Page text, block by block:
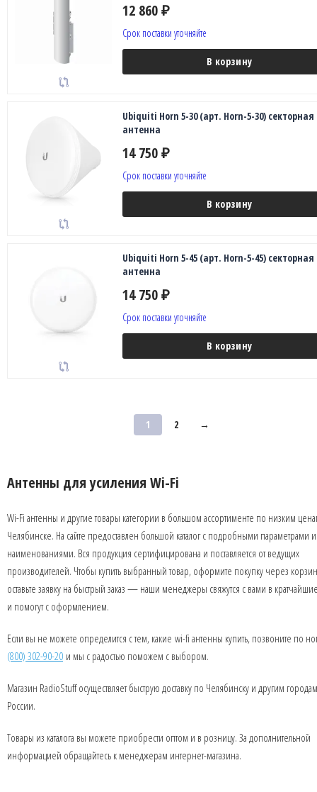
12 860 ₽
Срок поставки уточняйте
В корзину
Ubiquiti Horn 5-30 (арт. Horn-5-30) секторная
антенна
14 750 ₽
Срок поставки уточняйте
В корзину
Ubiquiti Horn 5-45 (арт. Horn-5-45) секторная
антенна
14 750 ₽
Срок поставки уточняйте
В корзину
1 2 →
Антенны для усиления Wi-Fi
Wi-Fi антенны и другие товары категории в большом ассортименте по низким
Челябинске. На сайте предоставлен большой каталог с подробными параметрами и
наименованиями. Вся продукция сертифицирована и поставляется от ведущих
производителей. Чтобы купить выбранный товар, оформите покупку через
оставьте заявку на быстрый заказ — наши менеджеры свяжутся с вами в
и помогут с оформлением.
Если вы не можете определится с тем, какие wi-fi антенны купить, позвоните по
(800) 302-90-20 и мы с радостью поможем с выбором.
Магазин RadioStuff осуществляет быструю доставку по Челябинску и другим городам
России.
Товары из каталога вы можете приобрести оптом и в розницу. За дополнительной
информацией обращайтесь к менеджерам интернет-магазина.